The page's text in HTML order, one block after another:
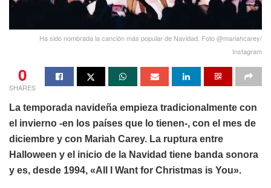
Ha sido nombrada la canción más popular de Navidad. Foto @mariahcarey/
Instagram
0
SHARES
La temporada navideña empieza tradicionalmente con
el invierno -en los países que lo tienen-, con el mes de
diciembre y con Mariah Carey. La ruptura entre
Halloween y el inicio de la Navidad tiene banda sonora
y es, desde 1994, «All I Want for Christmas is You».